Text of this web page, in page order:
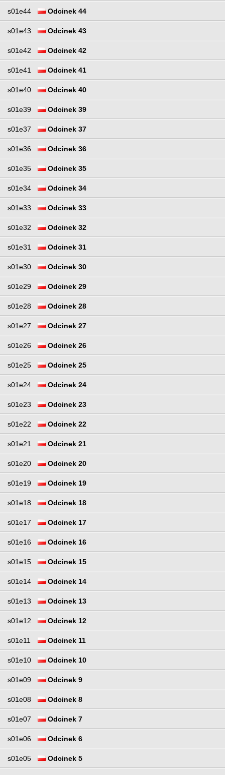
s01e44 Odcinek 44
s01e43 Odcinek 43
s01e42 Odcinek 42
s01e41 Odcinek 41
s01e40 Odcinek 40
s01e39 Odcinek 39
s01e37 Odcinek 37
s01e36 Odcinek 36
s01e35 Odcinek 35
s01e34 Odcinek 34
s01e33 Odcinek 33
s01e32 Odcinek 32
s01e31 Odcinek 31
s01e30 Odcinek 30
s01e29 Odcinek 29
s01e28 Odcinek 28
s01e27 Odcinek 27
s01e26 Odcinek 26
s01e25 Odcinek 25
s01e24 Odcinek 24
s01e23 Odcinek 23
s01e22 Odcinek 22
s01e21 Odcinek 21
s01e20 Odcinek 20
s01e19 Odcinek 19
s01e18 Odcinek 18
s01e17 Odcinek 17
s01e16 Odcinek 16
s01e15 Odcinek 15
s01e14 Odcinek 14
s01e13 Odcinek 13
s01e12 Odcinek 12
s01e11 Odcinek 11
s01e10 Odcinek 10
s01e09 Odcinek 9
s01e08 Odcinek 8
s01e07 Odcinek 7
s01e06 Odcinek 6
s01e05 Odcinek 5